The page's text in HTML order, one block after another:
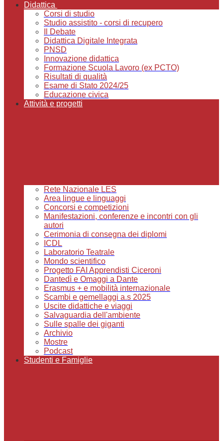
Didattica
Corsi di studio
Studio assistito - corsi di recupero
Il Debate
Didattica Digitale Integrata
PNSD
Innovazione didattica
Formazione Scuola Lavoro (ex PCTO)
Risultati di qualità
Esame di Stato 2024/25
Educazione civica
Attività e progetti
Rete Nazionale LES
Area lingue e linguaggi
Concorsi e competizioni
Manifestazioni, conferenze e incontri con gli
autori
Cerimonia di consegna dei diplomi
ICDL
Laboratorio Teatrale
Mondo scientifico
Progetto FAI Apprendisti Ciceroni
Dantedì e Omaggi a Dante
Erasmus + e mobilità internazionale
Scambi e gemellaggi a.s 2025
Uscite didattiche e viaggi
Salvaguardia dell'ambiente
Sulle spalle dei giganti
Archivio
Mostre
Podcast
Studenti e Famiglie